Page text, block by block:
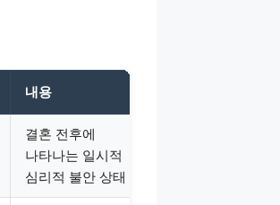
내용
결혼 전후에
나타나는 일시적
심리적 불안 상태